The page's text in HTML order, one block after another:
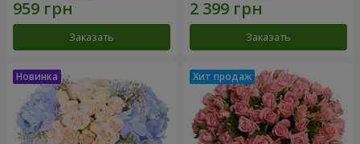
Заказать Заказать